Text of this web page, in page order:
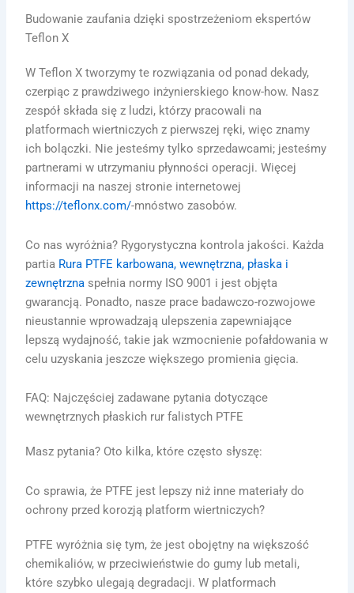
Budowanie zaufania dzięki spostrzeżeniom ekspertów
Teflon X
W Teflon X tworzymy te rozwiązania od ponad dekady,
czerpiąc z prawdziwego inżynierskiego know-how. Nasz
zespół składa się z ludzi, którzy pracowali na
platformach wiertniczych z pierwszej ręki, więc znamy
ich bolączki. Nie jesteśmy tylko sprzedawcami; jesteśmy
partnerami w utrzymaniu płynności operacji. Więcej
informacji na naszej stronie internetowej
https://teflonx.com/-mnóstwo zasobów.
Co nas wyróżnia? Rygorystyczna kontrola jakości. Każda
partia Rura PTFE karbowana, wewnętrzna, płaska i
zewnętrzna spełnia normy ISO 9001 i jest objęta
gwarancją. Ponadto, nasze prace badawczo-rozwojowe
nieustannie wprowadzają ulepszenia zapewniające
lepszą wydajność, takie jak wzmocnienie pofałdowania w
celu uzyskania jeszcze większego promienia gięcia.
FAQ: Najczęściej zadawane pytania dotyczące
wewnętrznych płaskich rur falistych PTFE
Masz pytania? Oto kilka, które często słyszę:
Co sprawia, że PTFE jest lepszy niż inne materiały do
ochrony przed korozją platform wiertniczych?
PTFE wyróżnia się tym, że jest obojętny na większość
chemikaliów, w przeciwieństwie do gumy lub metali,
które szybko ulegają degradacji. W platformach